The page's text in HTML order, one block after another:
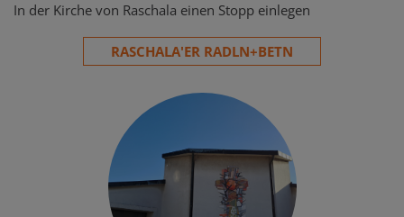
In der Kirche von Raschala einen Stopp einlegen
RASCHALA'ER RADLN+BETN